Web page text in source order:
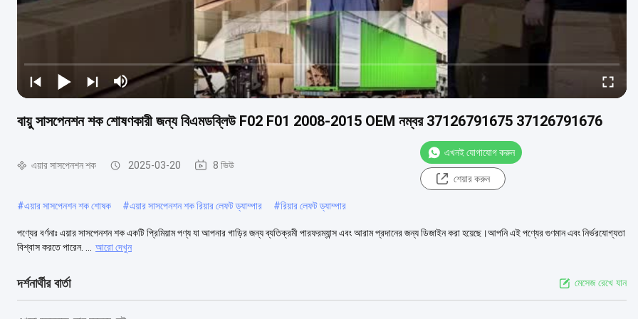
বায়ু সাসপেনশন শক শোষণকারী জন্য বিএমডব্লিউ F02 F01 2008-2015 OEM নম্বর 37126791675 37126791676
এয়ার সাসপেনশন শক 2025-03-20 8 ভিউ
এখনই যোগাযোগ করুন
শেয়ার করুন
#এয়ার সাসপেনশন শক শোষক #এয়ার সাসপেনশন শক রিয়ার লেফট ড্যাম্পার #রিয়ার লেফট ড্যাম্পার
পণ্যের বর্ণনাঃ এয়ার সাসপেনশন শক একটি প্রিমিয়াম পণ্য যা আপনার গাড়ির জন্য ব্যতিক্রমী পারফরম্যান্স এবং আরাম প্রদানের জন্য ডিজাইন করা হয়েছে।আপনি এই পণ্যের গুণমান এবং নির্ভরযোগ্যতা
বিশ্বাস করতে পারেন. ...
আরো দেখুন
দর্শনার্থীর বার্তা মেসেজ রেখে যান